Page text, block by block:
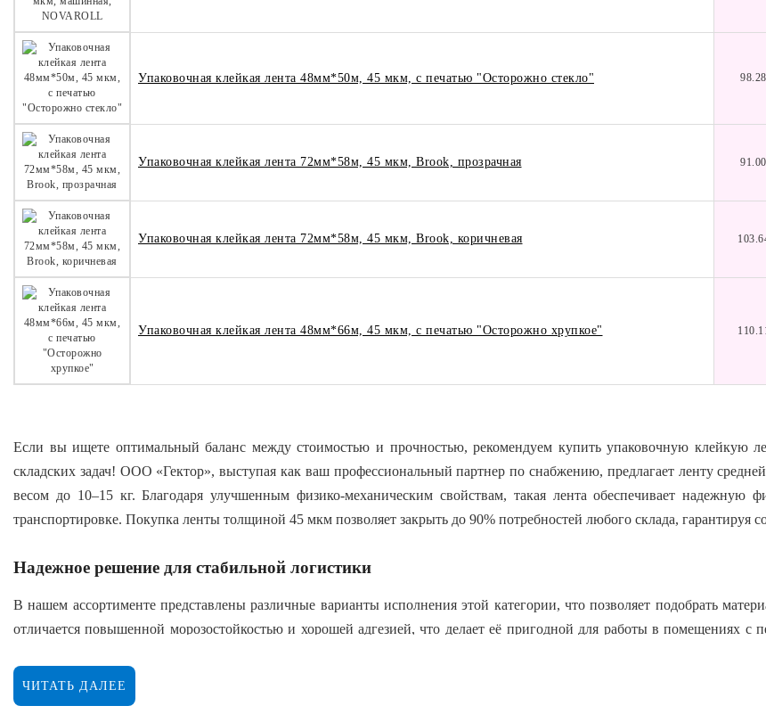
Упаковочная клейкая лента 48мм*50м, 45 мкм, с печатью "Осторожно стекло"
Упаковочная клейкая лента 72мм*58м, 45 мкм, Brook, прозрачная
Упаковочная клейкая лента 72мм*58м, 45 мкм, Brook, коричневая
Упаковочная клейкая лента 48мм*66м, 45 мкм, с печатью "Осторожно хрупкое"
Если вы ищете оптимальный баланс между стоимостью и прочностью, рекомендуем купить упаковочную клейкую
складских задач! ООО «Гектор», выступая как ваш профессиональный партнер по снабжению, предлагает ленту
весом до 10–15 кг. Благодаря улучшенным физико-механическим свойствам, такая лента обеспечивает
транспортировке. Покупка ленты толщиной 45 мкм позволяет закрыть до 90% потребностей любого склада, гарантируя
Надежное решение для стабильной логистики
В нашем ассортименте представлены различные варианты исполнения этой категории, что позволяет подобрать
отличается повышенной морозостойкостью и хорошей адгезией, что делает её пригодной для работы в помещениях
Ключевые преимущества:
ЧИТАТЬ ДАЛЕЕ